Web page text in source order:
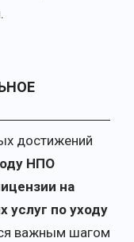
достижений
НПО
на
услуг по уходу
важным шагом